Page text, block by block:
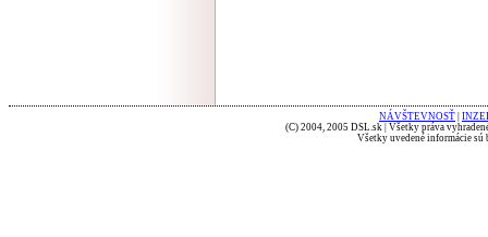
NÁVŠTEVNOSŤ
(C) 2004, 2005 DSL.sk | Všetky práva
Všetky uvedené informácie sú